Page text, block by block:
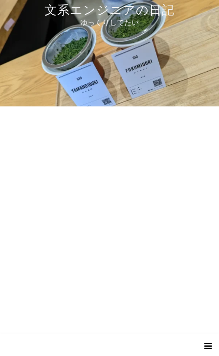
テ
ツ
へ
ス
ッ
プ
文系エンジニアの日記
ゆっくりしてたい